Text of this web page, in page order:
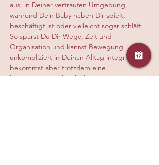
aus, in Deiner vertrauten Umgebung,
während Dein Baby neben Dir spielt,
beschäftigt ist oder vielleicht sogar schläft.
So sparst Du Dir Wege, Zeit und
Organisation und kannst Bewegung
unkompliziert in Deinen Alltag integrieren,
bekommst aber trotzdem eine
hochwertige, auf Dich abgestimmte Live